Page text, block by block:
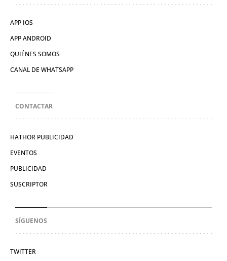
APP IOS
APP ANDROID
QUIÉNES SOMOS
CANAL DE WHATSAPP
CONTACTAR
HATHOR PUBLICIDAD
EVENTOS
PUBLICIDAD
SUSCRIPTOR
SÍGUENOS
TWITTER